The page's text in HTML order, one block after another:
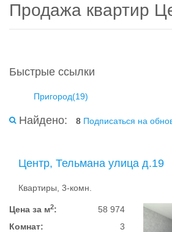
Продажа квартир
Быстрые ссылки
Пригород(19)
Найдено: 8 Подписаться на
Центр, Тельмана улица д.19
Квартиры, 3-комн.
Цена за м2:
58 974
Комнат:
3